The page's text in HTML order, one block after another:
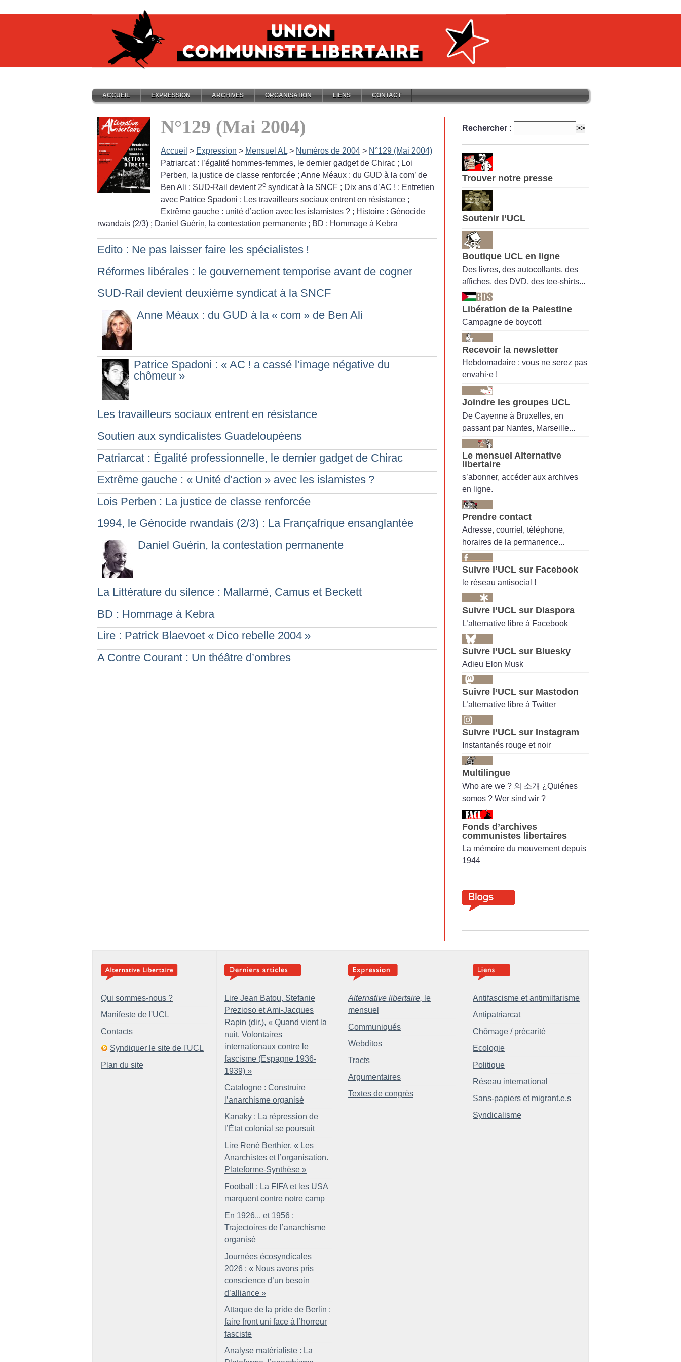
ACCUEIL EXPRESSION ARCHIVES ORGANISATION LIENS CONTACT
N°129 (Mai 2004)
Accueil > Expression > Mensuel AL > Numéros de 2004 > N°129 (Mai 2004)
Patriarcat : l’égalité hommes-femmes, le dernier gadget de Chirac ; Loi
Perben, la justice de classe renforcée ; Anne Méaux : du GUD à la com’ de
Ben Ali ; SUD-Rail devient 2e syndicat à la SNCF ; Dix ans d’AC ! : Entretien
avec Patrice Spadoni ; Les travailleurs sociaux entrent en résistance ;
Extrême gauche : unité d’action avec les islamistes ? ; Histoire : Génocide
rwandais (2/3) ; Daniel Guérin, la contestation permanente ; BD : Hommage à Kebra
Edito : Ne pas laisser faire les spécialistes !
Réformes libérales : le gouvernement temporise avant de cogner
SUD-Rail devient deuxième syndicat à la SNCF
Anne Méaux : du GUD à la « com » de Ben Ali
Patrice Spadoni : « AC ! a cassé l’image négative du
chômeur »
Les travailleurs sociaux entrent en résistance
Soutien aux syndicalistes Guadeloupéens
Patriarcat : Égalité professionnelle, le dernier gadget de Chirac
Extrême gauche : « Unité d’action » avec les islamistes ?
Lois Perben : La justice de classe renforcée
1994, le Génocide rwandais (2/3) : La Françafrique ensanglantée
Daniel Guérin, la contestation permanente
La Littérature du silence : Mallarmé, Camus et Beckett
BD : Hommage à Kebra
Lire : Patrick Blaevoet « Dico rebelle 2004 »
A Contre Courant : Un théâtre d’ombres
Rechercher :
Trouver notre presse
Soutenir l’UCL
Boutique UCL en ligne
Des livres, des autocollants, des
affiches, des DVD, des tee-shirts...
Libération de la Palestine
Campagne de boycott
Recevoir la newsletter
Hebdomadaire : vous ne serez pas
envahi·e !
Joindre les groupes UCL
De Cayenne à Bruxelles, en
passant par Nantes, Marseille...
Le mensuel Alternative
libertaire
s’abonner, accéder aux archives
en ligne.
Prendre contact
Adresse, courriel, téléphone,
horaires de la permanence...
Suivre l’UCL sur Facebook
le réseau antisocial !
Suivre l’UCL sur Diaspora
L’alternative libre à Facebook
Suivre l’UCL sur Bluesky
Adieu Elon Musk
Suivre l’UCL sur Mastodon
L’alternative libre à Twitter
Suivre l’UCL sur Instagram
Instantanés rouge et noir
Multilingue
Who are we ? 의 소개 ¿Quiénes
somos ? Wer sind wir ?
Fonds d’archives
communistes libertaires
La mémoire du mouvement depuis
1944
Qui sommes-nous ?
Manifeste de l'UCL
Contacts
Syndiquer le site de l'UCL
Plan du site
Lire Jean Batou, Stefanie
Prezioso et Ami-Jacques
Rapin (dir.), « Quand vient la
nuit. Volontaires
internationaux contre le
fascisme (Espagne 1936-
1939) »
Catalogne : Construire
l’anarchisme organisé
Kanaky : La répression de
l’État colonial se poursuit
Lire René Berthier, « Les
Anarchistes et l’organisation.
Plateforme-Synthèse »
Football : La FIFA et les USA
marquent contre notre camp
En 1926... et 1956 :
Trajectoires de l’anarchisme
organisé
Journées écosyndicales
2026 : « Nous avons pris
conscience d’un besoin
d’alliance »
Attaque de la pride de Berlin :
faire front uni face à l’horreur
fasciste
Analyse matérialiste : La
Alternative libertaire, le
mensuel
Communiqués
Webditos
Tracts
Argumentaires
Textes de congrès
Antifascisme et antimiltarisme
Antipatriarcat
Chômage / précarité
Ecologie
Politique
Réseau international
Sans-papiers et migrant.e.s
Syndicalisme